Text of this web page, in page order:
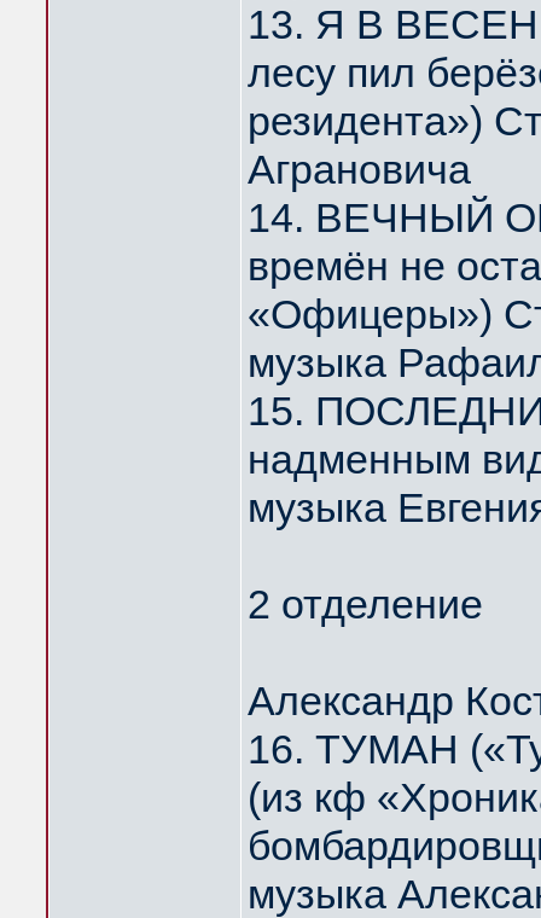
13. Я В
лесу пил
резидента»)
Аграновича
14. ВЕЧНЫЙ
времён не
«Офицеры»)
музыка
15.
надменным
музыка
2 отделение
Александр
16. ТУМАН
(из кф
музыка